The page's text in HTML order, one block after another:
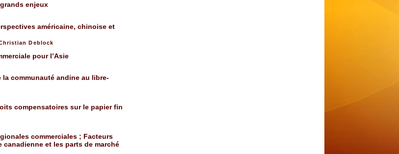
enjeux
américaine, chinoise et
Deblock
pour l’Asie
communauté andine au libre-
compensatoires sur le papier fin
commerciales ; Facteurs
et les parts de marché